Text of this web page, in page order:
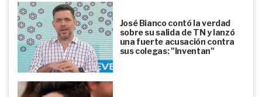
José Bianco contó la verdad
sobre su salida de TN y lanzó
una fuerte acusación contra
sus colegas: "Inventan"